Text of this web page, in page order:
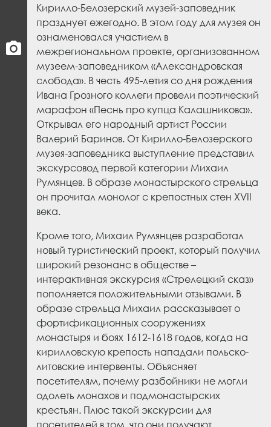
Кирилло-Белозерский музей-заповедник
празднует ежегодно. В этом году для музея он
ознаменовался участием в
межрегиональном проекте, организованном
музеем-заповедником «Александровская
слобода». В честь 495-летия со дня рождения
Ивана Грозного коллеги провели поэтический
марафон «Песнь про купца Калашникова».
Открывал его народный артист России
Валерий Баринов. От Кирилло-Белозерского
музея-заповедника выступление представил
экскурсовод первой категории Михаил
Румянцев. В образе монастырского стрельца
он прочитал монолог с крепостных стен XVII
века.
Кроме того, Михаил Румянцев разработал
новый туристический проект, который получил
широкий резонанс в обществе –
интерактивная экскурсия «Стрелецкий сказ»
пополняется положительными отзывами. В
образе стрельца Михаил рассказывает о
фортификационных сооружениях
монастыря и боях 1612-1618 годов, когда на
кирилловскую крепость нападали польско-
литовские интервенты. Объясняет
посетителям, почему разбойники не могли
одолеть монахов и подмонастырских
крестьян. Плюс такой экскурсии для
посетителей в том, что они получают